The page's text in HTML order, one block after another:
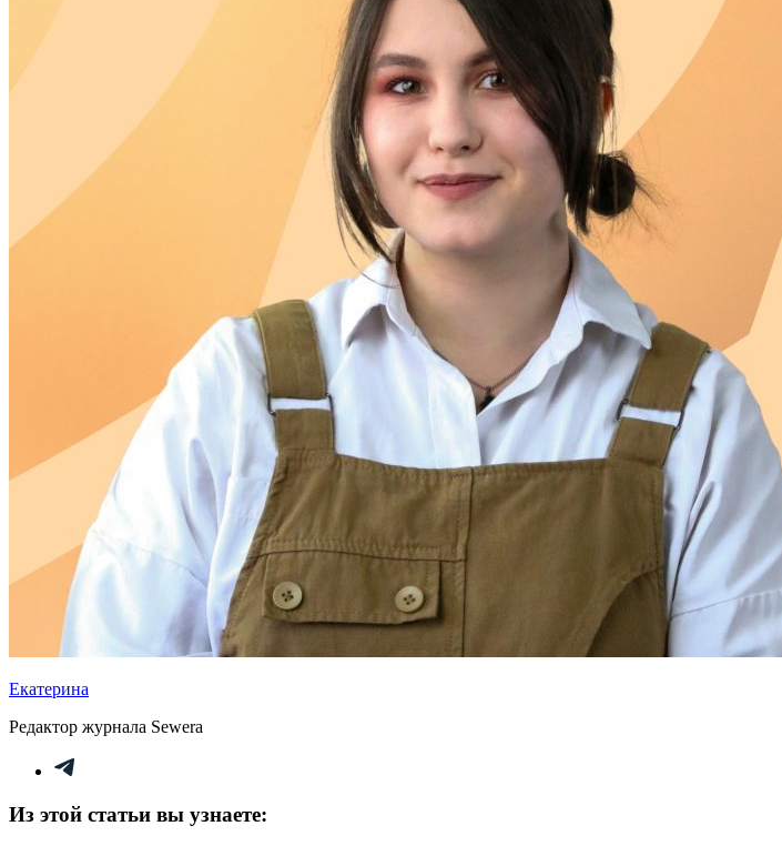
Екатерина
Редактор журнала Sewera
Из этой статьи вы узнаете: